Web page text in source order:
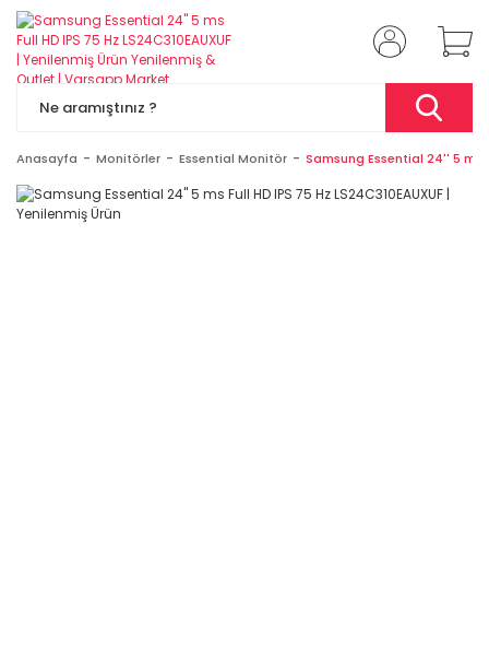
Anasayfa Monitörler Essential Monitör Samsung Essential 24'' 5 ms